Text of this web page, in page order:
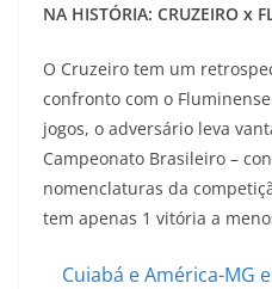
NA HISTÓRIA: CRUZEIRO x
O Cruzeiro tem um
confronto com o
jogos, o adversário leva
Campeonato Brasileiro –
nomenclaturas da
tem apenas 1 vitória a
Cuiabá e América-MG